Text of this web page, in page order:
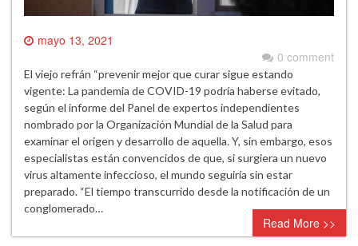
mayo 13, 2021
0 comment
El viejo refrán “prevenir mejor que curar sigue estando
vigente: La pandemia de COVID-19 podría haberse evitado,
según el informe del Panel de expertos independientes
nombrado por la Organización Mundial de la Salud para
examinar el origen y desarrollo de aquella. Y, sin embargo, esos
especialistas están convencidos de que, si surgiera un nuevo
virus altamente infeccioso, el mundo seguiría sin estar
preparado. “El tiempo transcurrido desde la notificación de un
conglomerado…
Read More >>